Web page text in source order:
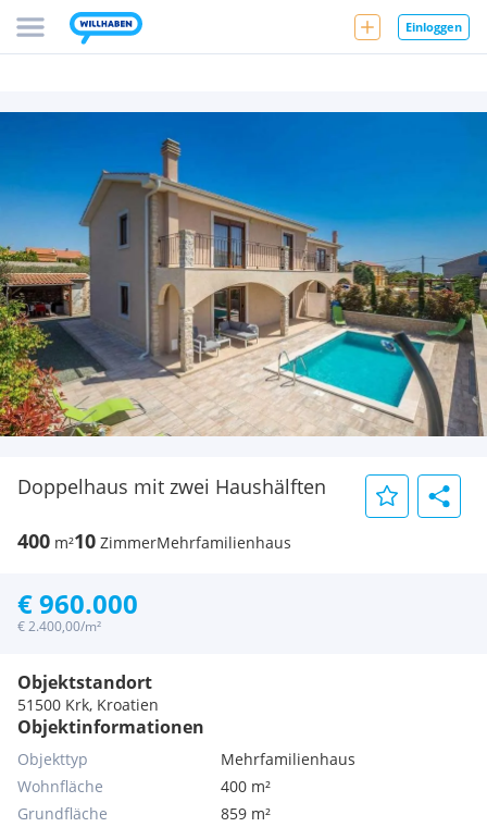
Einloggen
Doppelhaus mit zwei Haushälften
400 m²10 ZimmerMehrfamilienhaus
€ 960.000
€ 2.400,00/m²
Objektstandort
51500 Krk, Kroatien
Objektinformationen
Objekttyp
Mehrfamilienhaus
Wohnfläche
400 m²
Grundfläche
859 m²